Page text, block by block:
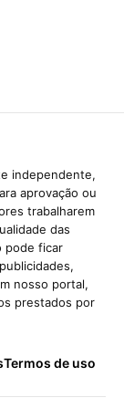
independente,
aprovação ou
trabalharem
das
pode ficar
nosso portal,
prestados por
Termos de uso